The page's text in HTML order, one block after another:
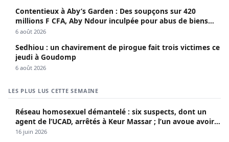
Contentieux à Aby’s Garden : Des soupçons sur 420
millions F CFA, Aby Ndour inculpée pour abus de biens
sociaux
6 août 2026
Sedhiou : un chavirement de pirogue fait trois victimes ce
jeudi à Goudomp
6 août 2026
LES PLUS LUS CETTE SEMAINE
Réseau homosexuel démantelé : six suspects, dont un
agent de l’UCAD, arrêtés à Keur Massar ; l’un avoue avoir
propagé le VIH depuis 2018
16 juin 2026